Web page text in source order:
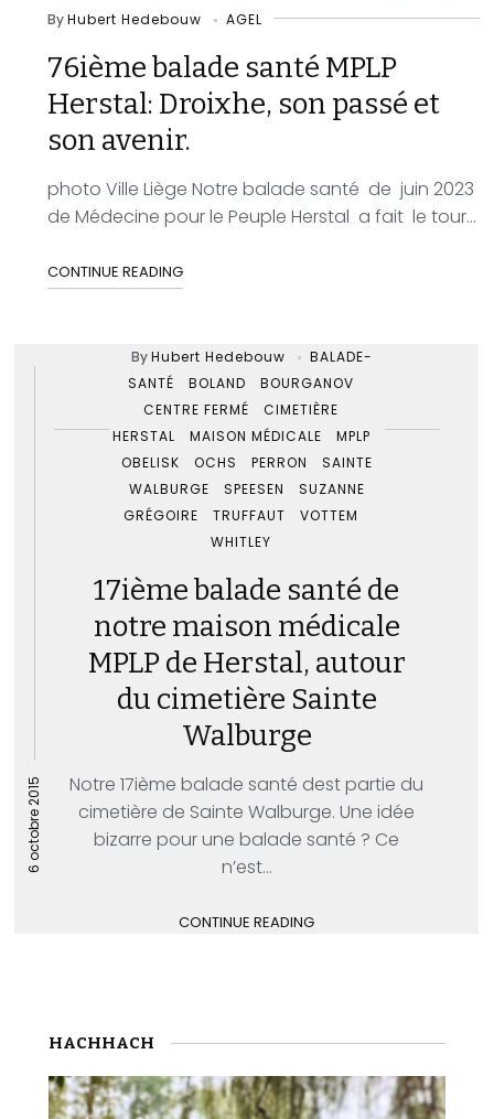
ByHubert Hedebouw AGEL
76ième balade santé MPLP
Herstal: Droixhe, son passé et
son avenir.
photo Ville Liège Notre balade santé de juin 2023
de Médecine pour le Peuple Herstal a fait le tour...
CONTINUE READING
6 octobre 2015
ByHubert Hedebouw
BALADE-
SANTÉ
BOLAND
BOURGANOV
CENTRE FERMÉ
CIMETIÈRE
HERSTAL
MAISON MÉDICALE
MPLP
OBELISK
OCHS PERRON
SAINTE
WALBURGE
SPEESEN
SUZANNE
GRÉGOIRE
TRUFFAUT
VOTTEM
WHITLEY
17ième balade santé de
notre maison médicale
MPLP de Herstal, autour
du cimetière Sainte
Walburge
Notre 17ième balade santé dest partie du
cimetière de Sainte Walburge. Une idée
bizarre pour une balade santé ? Ce
n’est...
CONTINUE READING
HACHHACH